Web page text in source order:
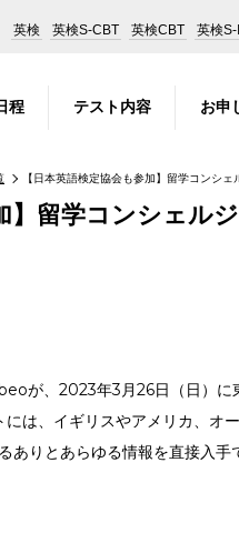
英検 英検S-CBT 英検CBT 英検
程 テスト内容 お申
【日本英語検定協会も参加】留学コンシ
】留学コンシェ
が、2023年3月26日（日）
は、イギリスやアメリカ、
ありとあらゆる情報を直接入手